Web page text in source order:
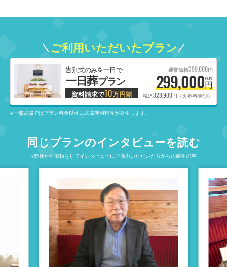
ご利用いただいたプラン
告別式のみを一日で
一日葬プラン
資料請求で10万円割
通常価格399,000円
299,000円
税抜
税込328,900円（火葬料金別）
※一部式場ではプラン料金以外に式場使用料等が発生します。
同じプランのインタビューを読む
※弊社から依頼をしてインタビューにご協力いただいた方からの感謝の声